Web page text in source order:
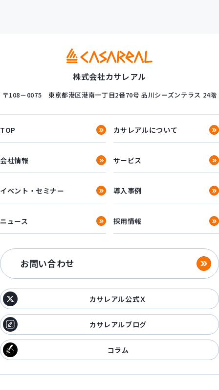
株式会社カサレアル
〒108－0075 東京都港区港南一丁目2番70号 品川シーズンテラス 24階
TOP カサレアルについて
会社情報 サービス
イベント・セミナー 導入事例
ニュース 採用情報
お問い合わせ
カサレアル公式Ｘ
カサレアルブログ
コラム